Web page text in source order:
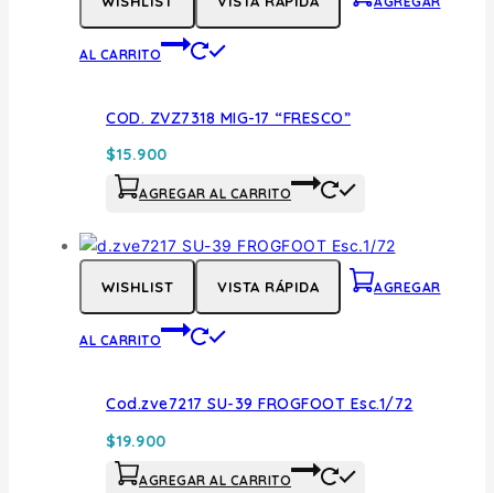
AL CARRITO
COD. ZVZ7318 MIG-17 “FRESCO”
$15.900
AGREGAR AL CARRITO
WISHLIST VISTA RÁPIDA AGREGAR
AL CARRITO
Cod.zve7217 SU-39 FROGFOOT Esc.1/72
$19.900
AGREGAR AL CARRITO